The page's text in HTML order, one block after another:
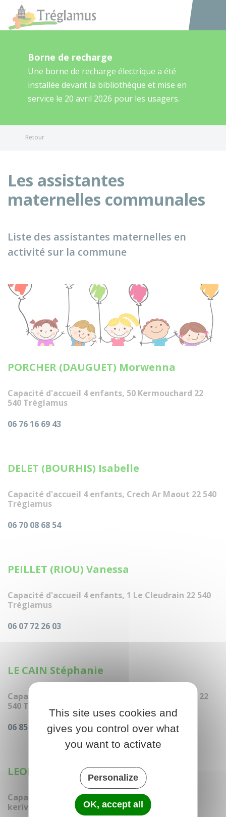
Accéder
Borne de recharge
Une borne de recharge électrique a été
installée devant la bibliothèque et mise en
service le 20 avril 2026 pour les usagers.
Retour
Les assistantes
maternelles communales
Liste des assistantes maternelles en
activité sur la commune
PORCHER (DAUGUET) Morwenna
Capacité d'accueil 4 enfants, 50 Kermouchard 22
540 Tréglamus
06 76 16 69 43
DELET (BOURHIS) Isabelle
Capacité d'accueil 4 enfants, Crech Ar Maout 22 540
Tréglamus
06 70 08 68 54
PEILLET (RIOU) Vanessa
Capacité d'accueil 4 enfants, 1 Le Cleudrain 22 540
Tréglamus
06 07 72 26 03
LE CAIN Stéphanie
Capacité d'accueil 4 enfants, 7 rue de la mairie 22
540 Tréglamus
06 85 15 95 87
LEON Maela
Capacité d'accueil 4 enfants, 4 Lotissement de
kerivoallan 22 540 Tréglamus
This site uses cookies and
gives you control over what
you want to activate
Personalize
OK, accept all